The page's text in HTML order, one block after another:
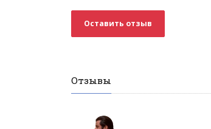
Оставить отзыв
Отзывы